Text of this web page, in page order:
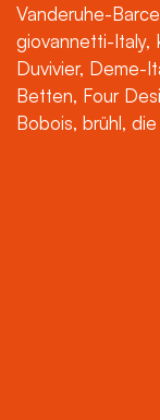
Vanderuhe-
giovannetti-Italy,
Duvivier, Deme-
Betten, Four
Bobois, brühl,